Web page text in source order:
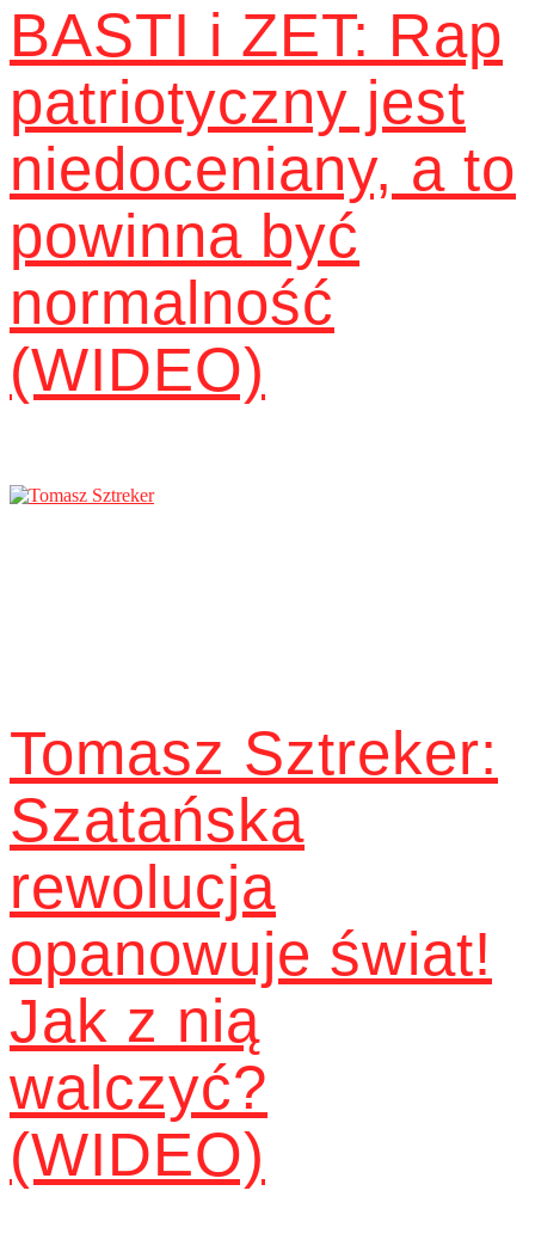
BASTI i ZET: Rap
patriotyczny jest
niedoceniany, a to
powinna być
normalność
(WIDEO)
Tomasz Sztreker:
Szatańska
rewolucja
opanowuje świat!
Jak z nią
walczyć?
(WIDEO)